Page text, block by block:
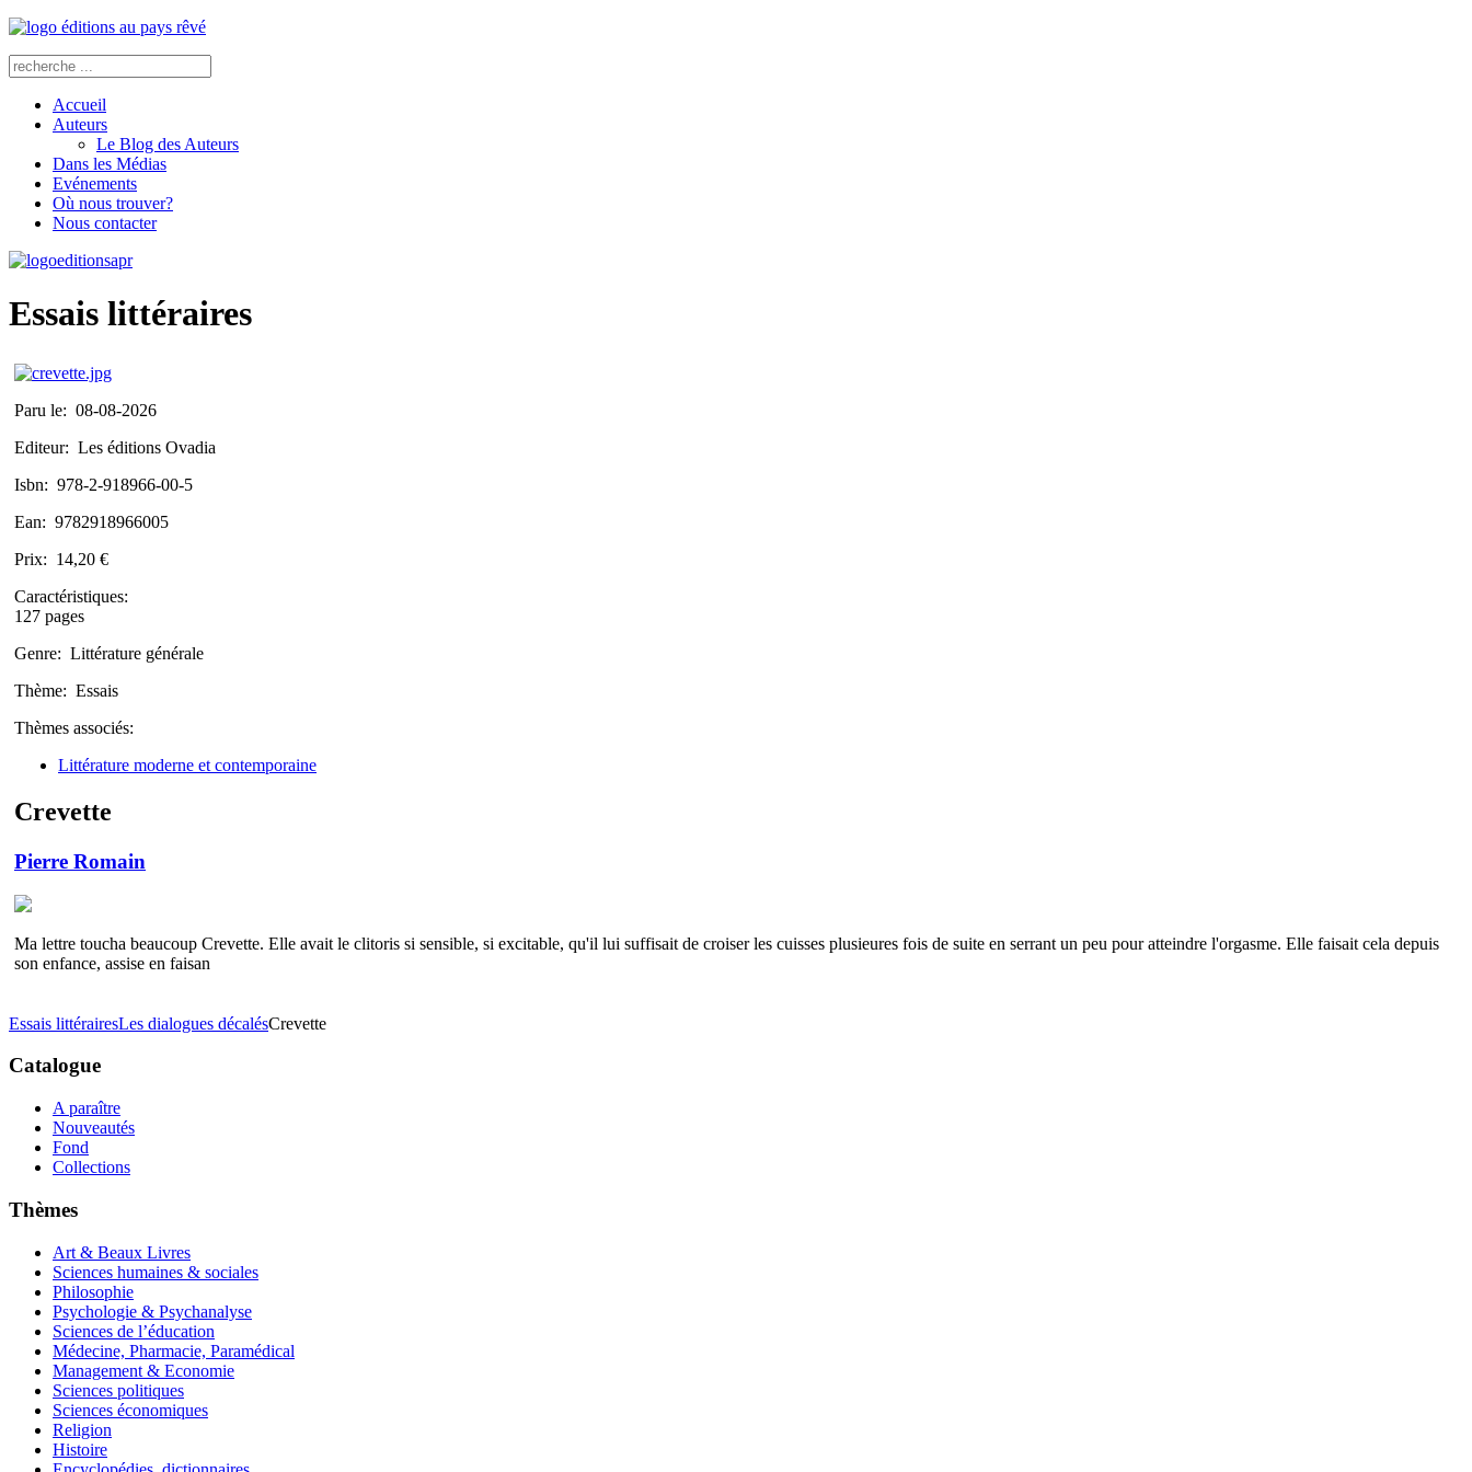
Accueil
Auteurs
Le Blog des Auteurs
Dans les Médias
Evénements
Où nous trouver?
Nous contacter
Essais littéraires
Paru le: 08-08-2026
Editeur: Les éditions Ovadia
Isbn: 978-2-918966-00-5
Ean: 9782918966005
Prix: 14,20 €
Caractéristiques:
127 pages
Genre: Littérature générale
Thème: Essais
Thèmes associés:
Littérature moderne et contemporaine
Crevette
Pierre Romain
Ma lettre toucha beaucoup Crevette. Elle avait le clitoris si sensible, si excitable, qu'il lui suffisait de croiser les cuisses plusieures fois de suite en serrant un peu pour atteindre l'orgasme. Elle faisait cela depuis
son enfance, assise en faisan
Essais littérairesLes dialogues décalésCrevette
Catalogue
A paraître
Nouveautés
Fond
Collections
Thèmes
Art & Beaux Livres
Sciences humaines & sociales
Philosophie
Psychologie & Psychanalyse
Sciences de l’éducation
Médecine, Pharmacie, Paramédical
Management & Economie
Sciences politiques
Sciences économiques
Religion
Histoire